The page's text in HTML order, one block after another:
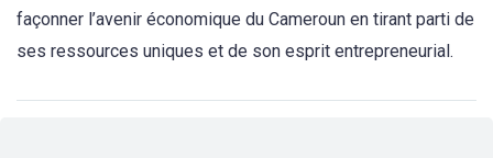
façonner l’avenir économique du Cameroun en tirant parti de
ses ressources uniques et de son esprit entrepreneurial.